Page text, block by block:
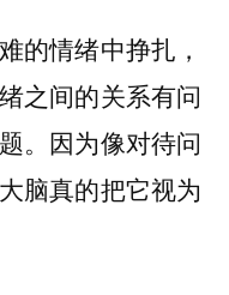
的情绪中挣扎，
之间的关系有问
。因为像对待问
脑真的把它视为